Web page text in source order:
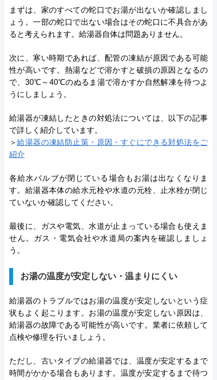
まずは、家のすべての蛇口でお湯が出ないか確認しまし
ょう。一部の蛇口で出ない場合はその蛇口に不具合があ
ると考えられます。給湯器自体は問題ありません。
次に、寒い時期であれば、配管の凍結が原因である可能
性が高いです。熱湯などで溶かすと破損の原因となるの
で、30℃～40℃のぬるま湯で溶かすか自然解凍を待つよ
うにしましょう。
給湯器が凍結したときの対処法については、以下の記事
で詳しく紹介しています。
＞ 給湯器の凍結防止策・原因・すぐにできる対処法をご
紹介
各給水バルブが閉じている場合もお湯は出なくなりま
す。給湯器本体の給水元栓や水道の元栓、止水栓が閉じ
ていないか確認してください。
最後に、ガスや電気、水道が止まっている場合も使えま
せん。ガス・電気会社や水道局の案内を確認しましょ
う。
お湯の温度が安定しない・温まりにくい
給湯器のトラブルではお湯の温度が安定しないという症
状もよく起こります。お湯の温度が安定しない原因は、
給湯器の故障である可能性が高いです。業者に依頼して
点検や修理を行いましょう。
ただし、古いタイプの給湯器では、温度が安定するまで
時間がかかる場合もあります。温度が安定するまで待つ